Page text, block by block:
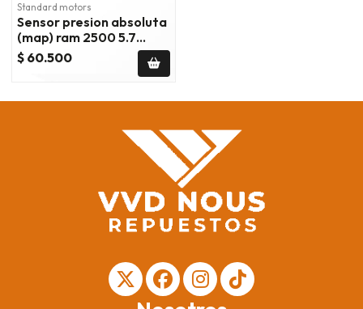
Standard motors
Sensor presion absoluta
(map) ram 2500 5.7
2011/2018
$ 60.500